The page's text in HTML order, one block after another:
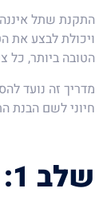
התקנת שתל
ויכולת לבצע את
הטובה ביותר, כל
מדריך זה נועד
חיוני לשם הבנת
שלב 1: אבחנה ותכנון מקדים